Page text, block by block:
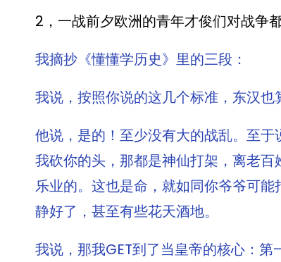
2，一战前夕欧洲的青年才俊们对战争
我摘抄《懂懂学历史》里的三段：
我说，按照你说的这几个标准，东汉也
他说，是的！至少没有大的战乱。至
我砍你的头，那都是神仙打架，离老
乐业的。这也是命，就如同你爷爷可
静好了，甚至有些花天酒地。
我说，那我GET到了当皇帝的核心：